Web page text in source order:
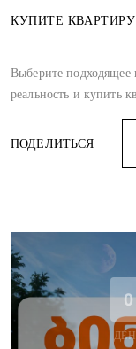
КУПИТЕ
Выберите подходящее
реальность и купить
ПОДЕЛИТЬСЯ
0